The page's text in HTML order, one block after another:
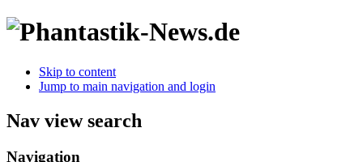
Skip to content
Jump to main navigation and login
Nav view search
Navigation